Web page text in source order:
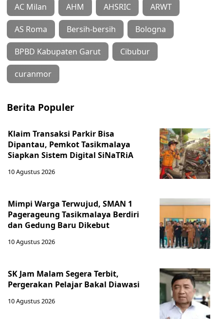
AC Milan AHM AHSRIC ARWT
AS Roma Bersih-bersih Bologna
BPBD Kabupaten Garut Cibubur
curanmor
Berita Populer
Klaim Transaksi Parkir Bisa
Dipantau, Pemkot Tasikmalaya
Siapkan Sistem Digital SiNaTRiA
10 Agustus 2026
Mimpi Warga Terwujud, SMAN 1
Pagerageung Tasikmalaya Berdiri
dan Gedung Baru Dikebut
10 Agustus 2026
SK Jam Malam Segera Terbit,
Pergerakan Pelajar Bakal Diawasi
10 Agustus 2026